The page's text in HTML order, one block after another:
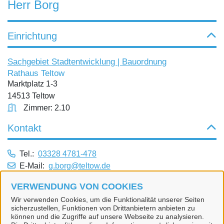
VERWENDUNG VON COOKIES
Wir verwenden Cookies, um die Funktionalität unserer Seiten
sicherzustellen, Funktionen von Drittanbietern anbieten zu
können und die Zugriffe auf unsere Webseite zu analysieren.
Herr Borg
Einrichtung
Sachgebiet Stadtentwicklung | Bauordnung
Rathaus Teltow
Marktplatz 1-3
14513 Teltow
Zimmer: 2.10
Kontakt
Tel.: 03328 4781-478
E-Mail: g.borg@teltow.de
Dienstleistungen
Alle zugeordneten Einrichtungen